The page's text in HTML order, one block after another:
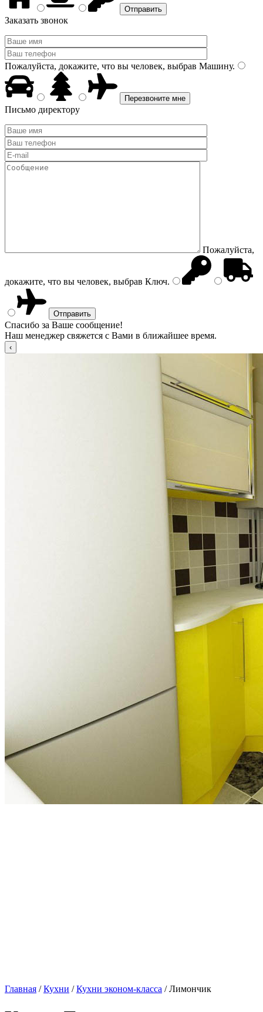
Заказать звонок
Пожалуйста, докажите, что вы человек, выбрав Машину.
Письмо директору
Пожалуйста,
докажите, что вы человек, выбрав Ключ.
Спасибо за Ваше сообщение!
Наш менеджер свяжется с Вами в ближайшее время.
Главная /Кухни /Кухни эконом-класса / Лимончик